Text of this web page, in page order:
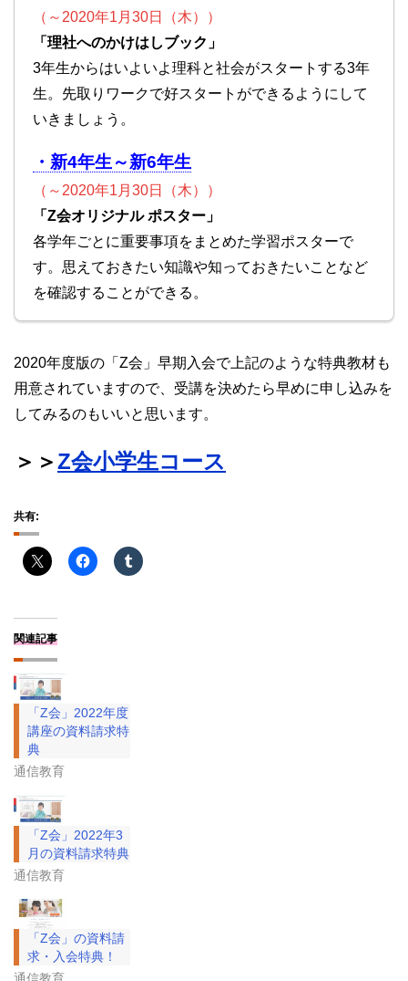
（～2020年1月30日（木））
「理社へのかけはしブック」
3年生からはいよいよ理科と社会がスタートする3年
生。先取りワークで好スタートができるようにして
いきましょう。
・新4年生～新6年生
（～2020年1月30日（木））
「Z会オリジナル ポスター」
各学年ごとに重要事項をまとめた学習ポスターで
す。思えておきたい知識や知っておきたいことなど
を確認することができる。
2020年度版の「Z会」早期入会で上記のような特典教材も
用意されていますので、受講を決めたら早めに申し込みを
してみるのもいいと思います。
＞＞Z会小学生コース
共有:
関連記事
「Z会」2022年度
講座の資料請求特
典
通信教育
「Z会」2022年3
月の資料請求特典
通信教育
「Z会」の資料請
求・入会特典！